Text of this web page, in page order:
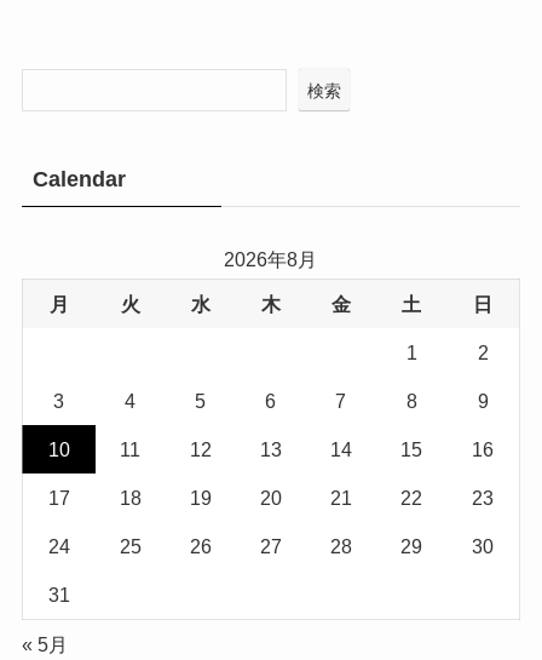
検索
Calendar
2026年8月
月 火 水 木 金 土 日
1 2
3 4 5 6 7 8 9
10 11 12 13 14 15 16
17 18 19 20 21 22 23
24 25 26 27 28 29 30
31
« 5月